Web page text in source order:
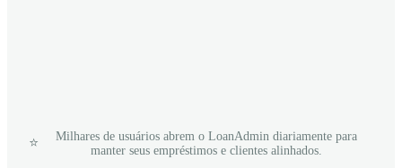
⭐
Milhares de usuários abrem o LoanAdmin diariamente para
manter seus empréstimos e clientes alinhados.